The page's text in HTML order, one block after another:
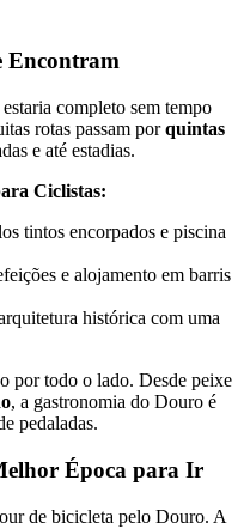
- Top Bike Tours
Encontram
completo sem tempo
rotas passam porquintas
e até estadias.
Ciclistas:
tintos encorpados e piscina
e alojamento em barris
histórica com uma
por todo o lado. Desde peixe
, a gastronomia do Douro é
pedaladas.
Época para Ir
de bicicleta pelo Douro. A